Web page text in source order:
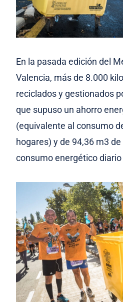
En la pasada edición del
Valencia, más de 8.000
reciclados y gestionados
que supuso un ahorro
(equivalente al consumo
hogares) y de 94,36 m3
consumo energético